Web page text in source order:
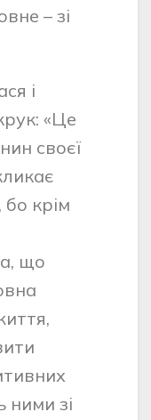
– зі
і
«Це
своєї
крім
що
ними зі